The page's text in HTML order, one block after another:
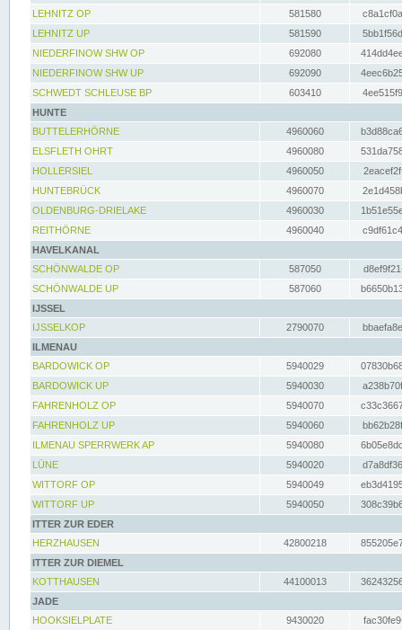
LEHNITZ OP
581580
LEHNITZ UP
581590
NIEDERFINOW SHW OP
692080
NIEDERFINOW SHW UP
692090
SCHWEDT SCHLEUSE BP
603410
HUNTE
BUTTELERHÖRNE
4960060
ELSFLETH OHRT
4960080
HOLLERSIEL
4960050
HUNTEBRÜCK
4960070
OLDENBURG-DRIELAKE
4960030
REITHÖRNE
4960040
HAVELKANAL
SCHÖNWALDE OP
587050
SCHÖNWALDE UP
587060
IJSSEL
IJSSELKOP
2790070
ILMENAU
BARDOWICK OP
5940029
BARDOWICK UP
5940030
FAHRENHOLZ OP
5940070
FAHRENHOLZ UP
5940060
ILMENAU SPERRWERK AP
5940080
LÜNE
5940020
WITTORF OP
5940049
WITTORF UP
5940050
ITTER ZUR EDER
HERZHAUSEN
42800218
ITTER ZUR DIEMEL
KOTTHAUSEN
44100013
JADE
HOOKSIELPLATE
9430020